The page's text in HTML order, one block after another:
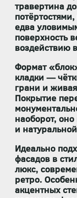
травертина
едва
поверхность
воздействию
Формат
кладки —
грани и
Покрытие
наоборот,
и
Идеально
фасадов в
люкс,
ретро.
акцентных